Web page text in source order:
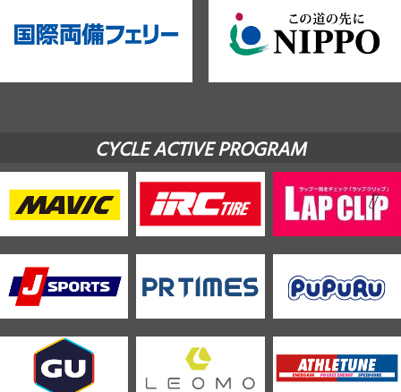
CYCLE ACTIVE PROGRAM